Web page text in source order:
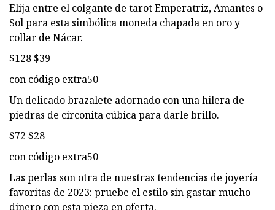
Elija entre el colgante de tarot Emperatriz, Amantes o
Sol para esta simbólica moneda chapada en oro y
collar de Nácar.
$128 $39
con código extra50
Un delicado brazalete adornado con una hilera de
piedras de circonita cúbica para darle brillo.
$72 $28
con código extra50
Las perlas son otra de nuestras tendencias de joyería
favoritas de 2023: pruebe el estilo sin gastar mucho
dinero con esta pieza en oferta.